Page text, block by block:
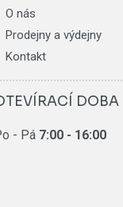
O nás
Prodejny a výdejny
Kontakt
DOBA
- Pá 7:00- 16:00